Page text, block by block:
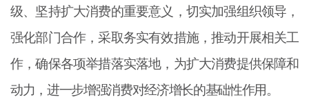
级、坚持扩大消费的重要意义，切实加强组织领导，
强化部门合作，采取务实有效措施，推动开展相关工
作，确保各项举措落实落地，为扩大消费提供保障和
动力，进一步增强消费对经济增长的基础性作用。